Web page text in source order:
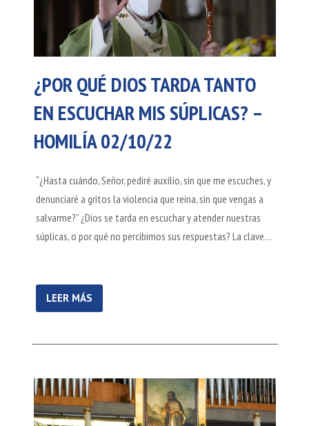
¿POR QUÉ DIOS TARDA TANTO
EN ESCUCHAR MIS SÚPLICAS? –
HOMILÍA 02/10/22
“¿Hasta cuándo, Señor, pediré auxilio, sin que me escuches, y
denunciaré a gritos la violencia que reina, sin que vengas a
salvarme?” ¿Dios se tarda en escuchar y atender nuestras
súplicas, o por qué no percibimos sus respuestas? La clave…
LEER MÁS